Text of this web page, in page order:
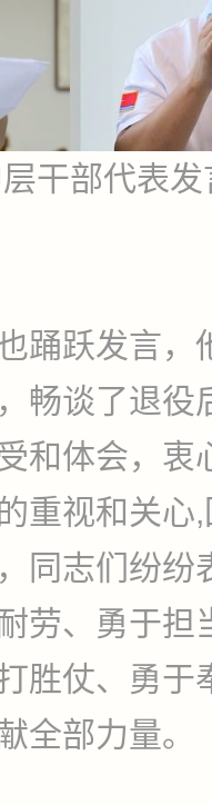
干部代表发
踊跃发言，
畅谈了退役
和体会，衷
重视和关心
同志们纷纷
劳、勇于担
胜仗、勇于
全部力量。